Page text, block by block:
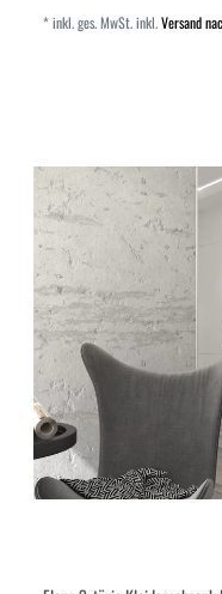
*inkl. ges. MwSt.inkl.Versand